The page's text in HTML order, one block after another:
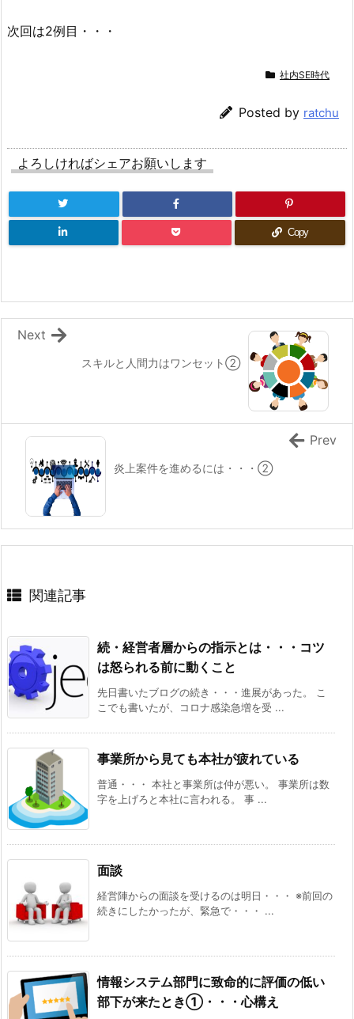
次回は2例目・・・
社内SE時代
Posted by ratchu
よろしければシェアお願いします
Copy
スキルと人間力はワンセット②
Next
炎上案件を進めるには・・・②
Prev
関連記事
続・経営者層からの指示とは・・・コツ
は怒られる前に動くこと
先日書いたブログの続き・・・進展があった。 こ
こでも書いたが、コロナ感染急増を受 ...
事業所から見ても本社が疲れている
普通・・・ 本社と事業所は仲が悪い。 事業所は数
字を上げろと本社に言われる。 事 ...
面談
経営陣からの面談を受けるのは明日・・・ ※前回の
続きにしたかったが、緊急で・・・ ...
情報システム部門に致命的に評価の低い
部下が来たとき①・・・心構え